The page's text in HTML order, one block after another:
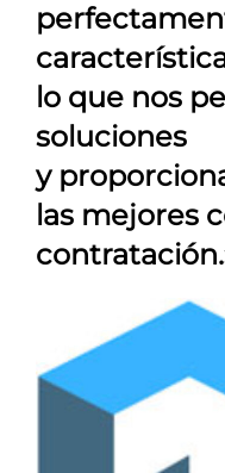
lo que nos
soluciones
y
las mejores